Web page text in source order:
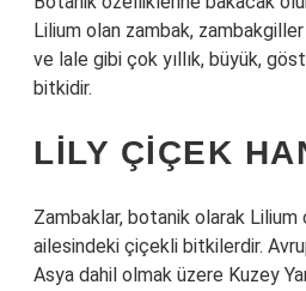
Lilium olan zambak,
ve lale gibi çok yıllık, büyük,
bitkidir.
LILY ÇIÇEK
Zambaklar, botanik olarak Lilium
ailesindeki çiçekli bitkilerdir.
Asya dahil olmak üzere Kuzey